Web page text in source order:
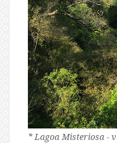
* Lagoa Misteriosa -